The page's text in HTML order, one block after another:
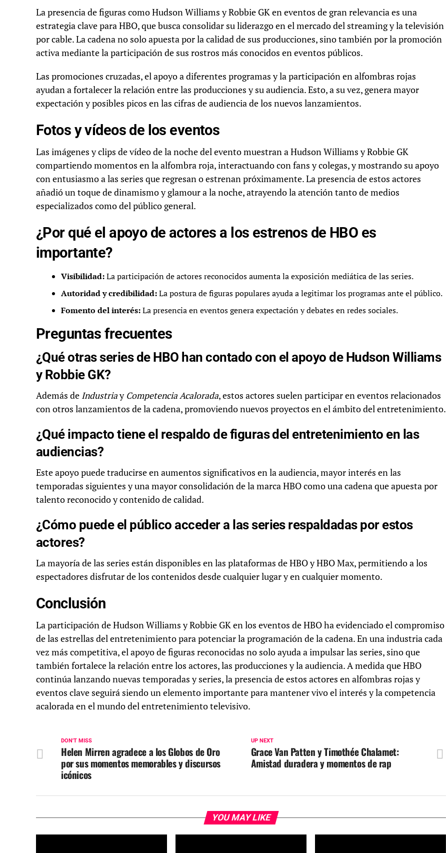
La presencia de figuras como Hudson Williams y Robbie GK en eventos de gran relevancia es una
estrategia clave para HBO, que busca consolidar su liderazgo en el mercado del streaming y la televisión
por cable. La cadena no solo apuesta por la calidad de sus producciones, sino también por la promoción
activa mediante la participación de sus rostros más conocidos en eventos públicos.
Las promociones cruzadas, el apoyo a diferentes programas y la participación en alfombras rojas
ayudan a fortalecer la relación entre las producciones y su audiencia. Esto, a su vez, genera mayor
expectación y posibles picos en las cifras de audiencia de los nuevos lanzamientos.
Fotos y vídeos de los eventos
Las imágenes y clips de vídeo de la noche del evento muestran a Hudson Williams y Robbie GK
compartiendo momentos en la alfombra roja, interactuando con fans y colegas, y mostrando su apoyo
con entusiasmo a las series que regresan o estrenan próximamente. La presencia de estos actores
añadió un toque de dinamismo y glamour a la noche, atrayendo la atención tanto de medios
especializados como del público general.
¿Por qué el apoyo de actores a los estrenos de HBO es
importante?
Visibilidad:La participación de actores reconocidos aumenta la exposición mediática de las series.
Autoridad y credibilidad:La postura de figuras populares ayuda a legitimar los programas ante el público.
Fomento del interés:La presencia en eventos genera expectación y debates en redes sociales.
Preguntas frecuentes
¿Qué otras series de HBO han contado con el apoyo de Hudson Williams
y Robbie GK?
Además de Industriay Competencia Acalorada, estos actores suelen participar en eventos relacionados
con otros lanzamientos de la cadena, promoviendo nuevos proyectos en el ámbito del entretenimiento.
¿Qué impacto tiene el respaldo de figuras del entretenimiento en las
audiencias?
Este apoyo puede traducirse en aumentos significativos en la audiencia, mayor interés en las
temporadas siguientes y una mayor consolidación de la marca HBO como una cadena que apuesta por
talento reconocido y contenido de calidad.
¿Cómo puede el público acceder a las series respaldadas por estos
actores?
La mayoría de las series están disponibles en las plataformas de HBO y HBO Max, permitiendo a los
espectadores disfrutar de los contenidos desde cualquier lugar y en cualquier momento.
Conclusión
La participación de Hudson Williams y Robbie GK en los eventos de HBO ha evidenciado el compromiso
de las estrellas del entretenimiento para potenciar la programación de la cadena. En una industria cada
vez más competitiva, el apoyo de figuras reconocidas no solo ayuda a impulsar las series, sino que
también fortalece la relación entre los actores, las producciones y la audiencia. A medida que HBO
continúa lanzando nuevas temporadas y series, la presencia de estos actores en alfombras rojas y
eventos clave seguirá siendo un elemento importante para mantener vivo el interés y la competencia
acalorada en el mundo del entretenimiento televisivo.
UP NEXT
Grace Van Patten y Timothée Chalamet:
Amistad duradera y momentos de rap
DON'T MISS
Helen Mirren agradece a los Globos de Oro
por sus momentos memorables y discursos
icónicos
YOU MAY LIKE